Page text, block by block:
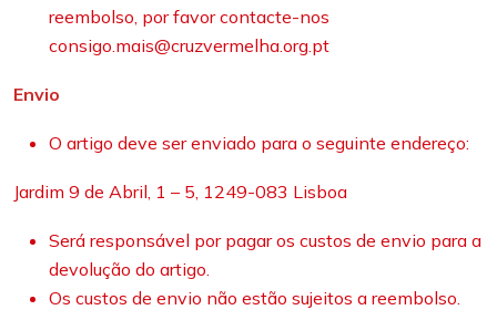
reembolso, por favor contacte-nos
consigo.mais@cruzvermelha.org.pt
Envio
O artigo deve ser enviado para o seguinte endereço:
Jardim 9 de Abril, 1 – 5, 1249-083 Lisboa
Será responsável por pagar os custos de envio para a
devolução do artigo.
Os custos de envio não estão sujeitos a reembolso.